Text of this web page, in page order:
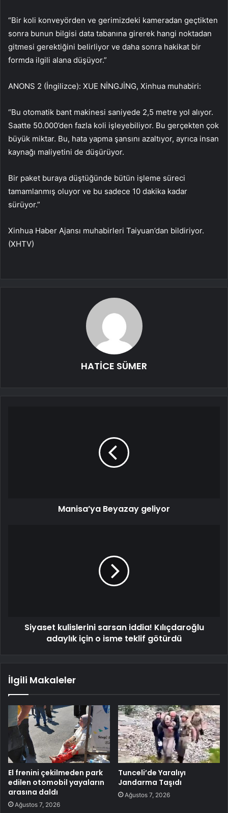
“Bir koli konveyörden ve gerimizdeki kameradan geçtikten
sonra bunun bilgisi data tabanına girerek hangi noktadan
gitmesi gerektiğini belirliyor ve daha sonra hakikat bir
formda ilgili alana düşüyor.”
ANONS 2 (İngilizce): XUE NİNGJİNG, Xinhua muhabiri:
“Bu otomatik bant makinesi saniyede 2,5 metre yol alıyor.
Saatte 50.000’den fazla koli işleyebiliyor. Bu gerçekten çok
büyük miktar. Bu, hata yapma şansını azaltıyor, ayrıca insan
kaynağı maliyetini de düşürüyor.
Bir paket buraya düştüğünde bütün işleme süreci
tamamlanmış oluyor ve bu sadece 10 dakika kadar
sürüyor.”
Xinhua Haber Ajansı muhabirleri Taiyuan’dan bildiriyor.
(XHTV)
HATİCE SÜMER
Manisa’ya Beyazay geliyor
Siyaset kulislerini sarsan iddia! Kılıçdaroğlu
adaylık için o isme teklif götürdü
İlgili Makaleler
El frenini çekilmeden park
edilen otomobil yayaların
arasına daldı
Ağustos 7, 2026
Tunceli’de Yaralıyı
Jandarma Taşıdı
Ağustos 7, 2026